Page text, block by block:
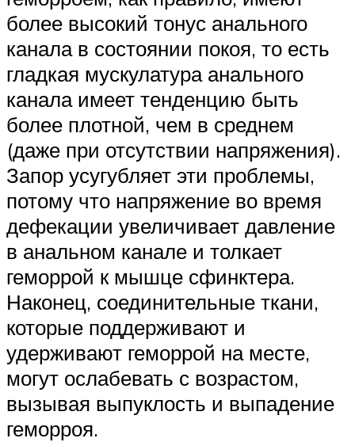
более высокий тонус анального
канала в состоянии покоя, то есть
гладкая мускулатура анального
канала имеет тенденцию быть
более плотной, чем в среднем
(даже при отсутствии напряжения).
Запор усугубляет эти проблемы,
потому что напряжение во время
дефекации увеличивает давление
в анальном канале и толкает
геморрой к мышце сфинктера.
Наконец, соединительные ткани,
которые поддерживают и
удерживают геморрой на месте,
могут ослабевать с возрастом,
вызывая выпуклость и выпадение
геморроя.